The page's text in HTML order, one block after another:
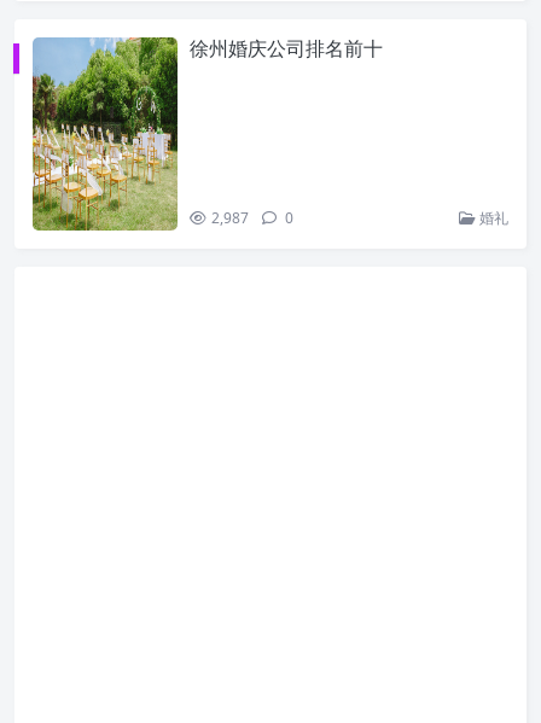
徐州婚庆公司排名前十
2,987 0 婚礼